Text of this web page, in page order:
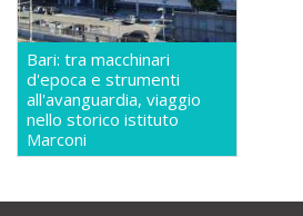
Bari: tra macchinari
d'epoca e strumenti
all'avanguardia, viaggio
nello storico istituto
Marconi